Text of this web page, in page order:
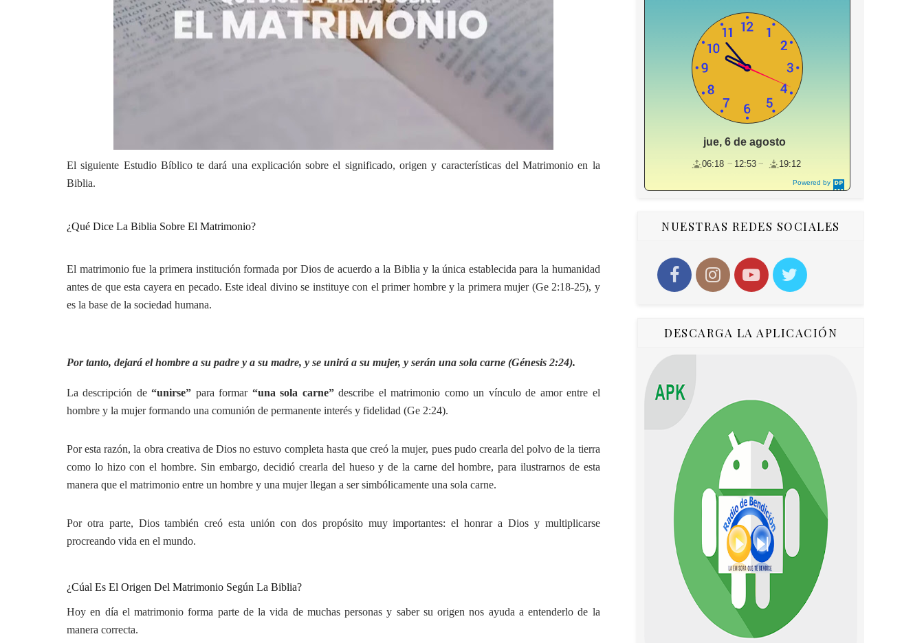
El siguiente Estudio Bíblico te dará una explicación sobre el significado, origen y características del Matrimonio en la
Biblia.
¿Qué Dice La Biblia Sobre El Matrimonio?
El matrimonio fue la primera institución formada por Dios de acuerdo a la Biblia y la única establecida para la humanidad
antes de que esta cayera en pecado. Este ideal divino se instituye con el primer hombre y la primera mujer (Ge 2:18-25), y
es la base de la sociedad humana.
Por tanto, dejará el hombre a su padre y a su madre, y se unirá a su mujer, y serán una sola carne (Génesis 2:24).
La descripción de“unirse” para formar “una sola carne”describe el matrimonio como un vínculo de amor entre el
hombre y la mujer formando una comunión de permanente interés y fidelidad (Ge 2:24).
Por esta razón, la obra creativa de Dios no estuvo completa hasta que creó la mujer, pues pudo crearla del polvo de la tierra
como lo hizo con el hombre. Sin embargo, decidió crearla del hueso y de la carne del hombre, para ilustrarnos de esta
manera que el matrimonio entre un hombre y una mujer llegan a ser simbólicamente una sola carne.
Por otra parte, Dios también creó esta unión con dos propósito muy importantes: el honrar a Dios y multiplicarse
procreando vida en el mundo.
¿Cúal Es El Origen Del Matrimonio Según La Biblia?
Hoy en día el matrimonio forma parte de la vida de muchas personas y saber su origen nos ayuda a entenderlo de la
manera correcta.
Powered by
DaysPedia.c
jue, 6 de agosto
06:18 12:53 19:12
NUESTRAS REDES SOCIALES
DESCARGA LA APLICACIÓN